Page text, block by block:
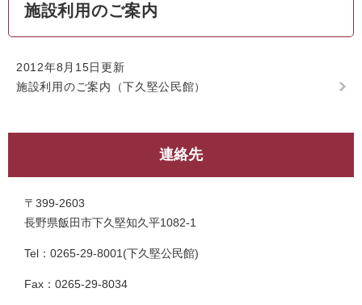
施設利用のご案内
2012年8月15日更新
施設利用のご案内（下久堅公民館）
連絡先
〒399-2603
長野県飯田市下久堅知久平1082-1
Tel：0265-29-8001 下久堅公民館
Fax：0265-29-8034